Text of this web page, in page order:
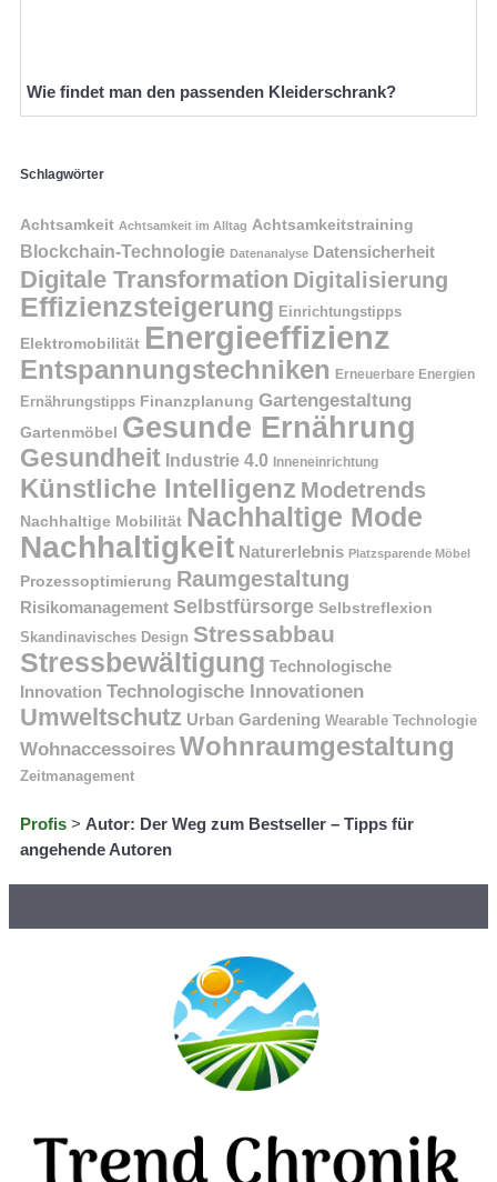
Wie findet man den passenden Kleiderschrank?
Schlagwörter
Achtsamkeit Achtsamkeit im Alltag Achtsamkeitstraining
Blockchain-Technologie Datenanalyse Datensicherheit
Digitale Transformation Digitalisierung
Effizienzsteigerung Einrichtungstipps
Elektromobilität Energieeffizienz
Entspannungstechniken Erneuerbare Energien
Ernährungstipps Finanzplanung Gartengestaltung
Gartenmöbel Gesunde Ernährung
Gesundheit Industrie 4.0 Inneneinrichtung
Künstliche Intelligenz Modetrends
Nachhaltige Mobilität Nachhaltige Mode
Nachhaltigkeit Naturerlebnis Platzsparende Möbel
Prozessoptimierung Raumgestaltung
Risikomanagement Selbstfürsorge Selbstreflexion
Skandinavisches Design Stressabbau
Stressbewältigung Technologische
Innovation Technologische Innovationen
Umweltschutz Urban Gardening Wearable Technologie
Wohnaccessoires Wohnraumgestaltung
Zeitmanagement
Profis > Autor: Der Weg zum Bestseller – Tipps für
angehende Autoren